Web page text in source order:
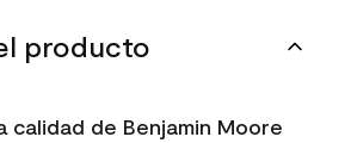
producto
calidad de Benjamin Moore